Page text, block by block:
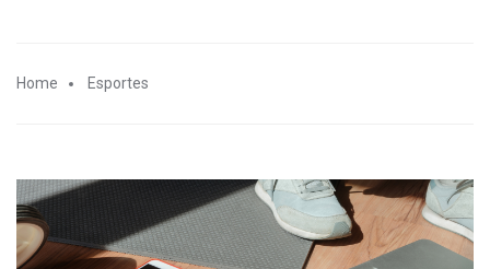
Home Esportes